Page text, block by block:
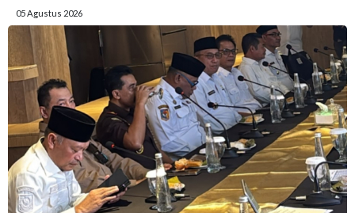
05 Agustus 2026